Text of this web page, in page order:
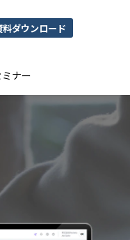
料ダウンロード
ナー